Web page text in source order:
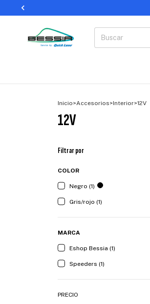
Inicio>Accesorios>Interior>12V
12V
Filtrar por
COLOR
Negro (1)
Gris/rojo (1)
MARCA
Eshop Bessia (1)
Speeders (1)
PRECIO